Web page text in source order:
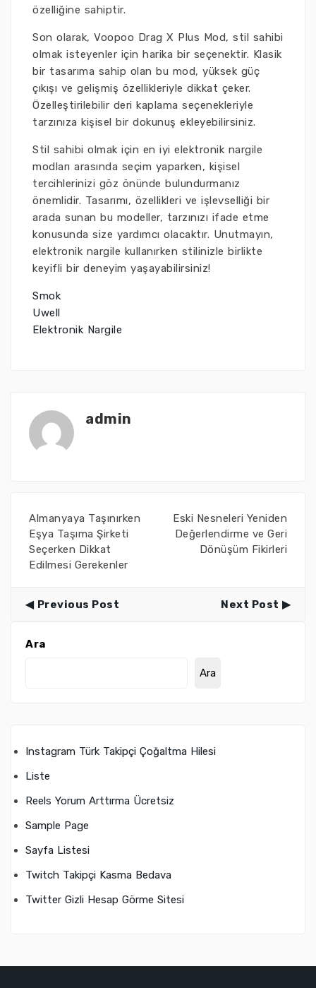
özelliğine sahiptir.
Son olarak, Voopoo Drag X Plus Mod, stil sahibi
olmak isteyenler için harika bir seçenektir. Klasik
bir tasarıma sahip olan bu mod, yüksek güç
çıkışı ve gelişmiş özellikleriyle dikkat çeker.
Özelleştirilebilir deri kaplama seçenekleriyle
tarzınıza kişisel bir dokunuş ekleyebilirsiniz.
Stil sahibi olmak için en iyi elektronik nargile
modları arasında seçim yaparken, kişisel
tercihlerinizi göz önünde bulundurmanız
önemlidir. Tasarımı, özellikleri ve işlevselliği bir
arada sunan bu modeller, tarzınızı ifade etme
konusunda size yardımcı olacaktır. Unutmayın,
elektronik nargile kullanırken stilinizle birlikte
keyifli bir deneyim yaşayabilirsiniz!
Smok
Uwell
Elektronik Nargile
admin
Almanyaya Taşınırken
Eşya Taşıma Şirketi
Seçerken Dikkat
Edilmesi Gerekenler
Eski Nesneleri Yeniden
Değerlendirme ve Geri
Dönüşüm Fikirleri
Previous Post Next Post
Ara
Ara
Instagram Türk Takipçi Çoğaltma Hilesi
Liste
Reels Yorum Arttırma Ücretsiz
Sample Page
Sayfa Listesi
Twitch Takipçi Kasma Bedava
Twitter Gizli Hesap Görme Sitesi